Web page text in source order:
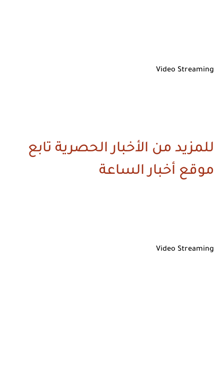
Video Streaming
للمزيد من الأخبار الحصرية تابع
موقع أخبار الساعة
Video Streaming